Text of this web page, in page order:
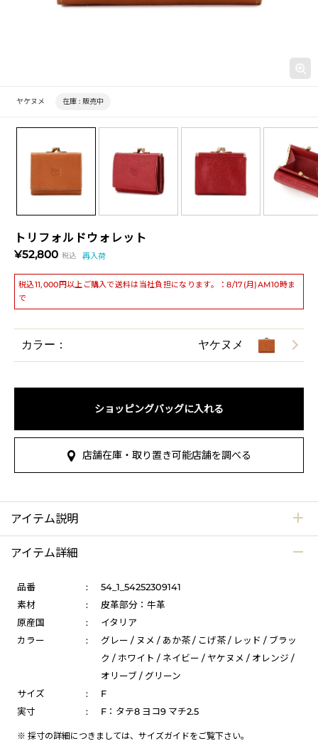
トリフォルドウォレット
¥52,800 税込 再入荷
税込11,000円以上ご購入で送料は当社負担になります。：8/17(月)AM10時ま
で
ヤケヌメ 在庫 : 販売中
カラー： ヤケヌメ
ショッピングバッグに入れる
店舗在庫・取り置き可能店舗を調べる
アイテム説明
アイテム詳細
品番 :
54_1_54252309141
素材
:
皮革部分：牛革
原産国
:
イタリア
カラー
:
グレー / ヌメ / あか茶 / こげ茶 / レッド / ブラッ
ク / ホワイト / ネイビー / ヤケヌメ / オレンジ /
オリーブ / グリーン
サイズ
:
F
実寸
: F：タテ8 ヨコ9 マチ2.5
※ 採寸の詳細につきましては、 サイズガイドをご覧下さい。